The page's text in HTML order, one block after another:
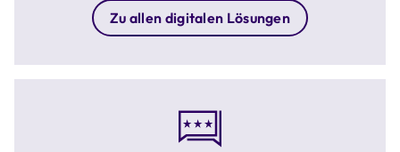
Zu allen digitalen Lösungen